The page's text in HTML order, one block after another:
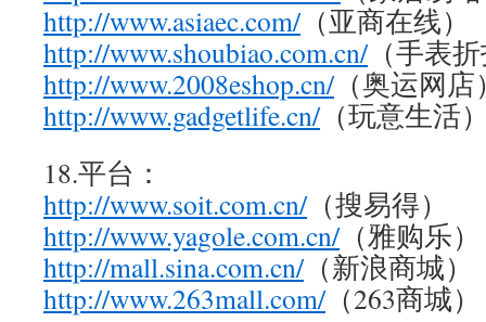
http://www.asiaec.com/（亚商在线）
http://www.shoubiao.com.cn/（手表
http://www.2008eshop.cn/（奥运网店
http://www.gadgetlife.cn/（玩意生活
18.平台：
http://www.soit.com.cn/（搜易得）
http://www.yagole.com.cn/（雅购乐）
http://mall.sina.com.cn/（新浪商城）
http://www.263mall.com/（263商城）